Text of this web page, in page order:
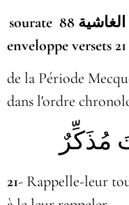
sourate الغاشية 88 al-Ğāšiya Celle qui
enveloppe versets
de la Période
dans l'ordre
مُذَكِّرٌ
21- Rappelle-leur